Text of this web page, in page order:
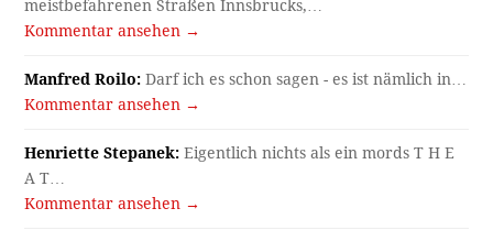
meistbefahrenen Straßen Innsbrucks,…
Kommentar ansehen →
Manfred Roilo: Darf ich es schon sagen - es ist nämlich in…
Kommentar ansehen →
Henriette Stepanek: Eigentlich nichts als ein mords T H E
A T…
Kommentar ansehen →